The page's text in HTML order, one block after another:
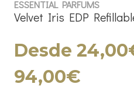
ESSENTIAL PARFUMS
Velvet Iris EDP
Desde
94,00€